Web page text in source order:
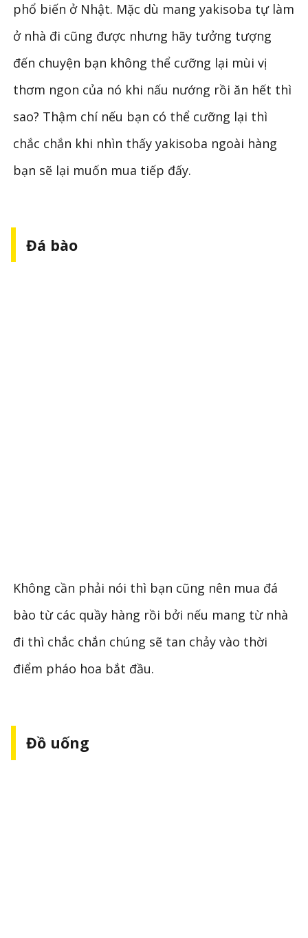
phổ biến ở Nhật. Mặc dù mang yakisoba tự làm
ở nhà đi cũng được nhưng hãy tưởng tượng
đến chuyện bạn không thể cưỡng lại mùi vị
thơm ngon của nó khi nấu nướng rồi ăn hết thì
sao? Thậm chí nếu bạn có thể cưỡng lại thì
chắc chắn khi nhìn thấy yakisoba ngoài hàng
bạn sẽ lại muốn mua tiếp đấy.
Đá bào
Không cần phải nói thì bạn cũng nên mua đá
bào từ các quầy hàng rồi bởi nếu mang từ nhà
đi thì chắc chắn chúng sẽ tan chảy vào thời
điểm pháo hoa bắt đầu.
Đồ uống